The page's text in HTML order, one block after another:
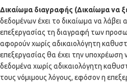
Δικαίωμα διαγραφής (Δικαίωμα να
δεδομένων έχει το δικαίωμα να λάβει
επεξεργασίας τη διαγραφή των
αφορούν χωρίς αδικαιολόγητη
επεξεργασίας θα έχει την υποχρέωση
δεδομένα χωρίς αδικαιολόγητη
τους νόμιμους λόγους, εφόσον η